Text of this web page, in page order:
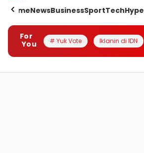
HomeNewsBusinessSportTechHype
For
You
# Yuk Vote Iklanin di IDN